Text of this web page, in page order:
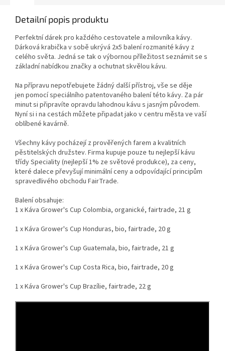
Detailní popis produktu
Perfektní dárek pro každého cestovatele a milovníka kávy.
Dárková krabička v sobě ukrývá 2x5 balení rozmanité kávy z
celého světa. Jedná se tak o výbornou příležitost seznámit se s
základní nabídkou značky a ochutnat skvělou kávu.
Na přípravu nepotřebujete žádný další přístroj, vše se děje
jen pomocí speciálního patentovaného balení této kávy. Za pár
minut si připravíte opravdu lahodnou kávu s jasným původem.
Nyní si i na cestách můžete připadat jako v centru města ve vaší
oblíbené kavárně.
Všechny kávy pocházejí z prověřených farem a kvalitních
pěstitelských družstev. Firma kupuje pouze tu nejlepší kávu
třídy Speciality (nejlepší 1% ze světové produkce), za ceny,
které dalece převyšují minimální ceny a odpovídající principům
spravedlivého obchodu FairTrade.
Balení obsahuje:
1 x Káva Grower's Cup Colombia, organické, fairtrade, 21 g
1 x Káva Grower's Cup Honduras, bio, fairtrade, 20 g
1 x Káva Grower's Cup Guatemala, bio, fairtrade, 21 g
1 x Káva Grower's Cup Costa Rica, bio, fairtrade, 20 g
1 x Káva Grower's Cup Brazílie, fairtrade, 22 g